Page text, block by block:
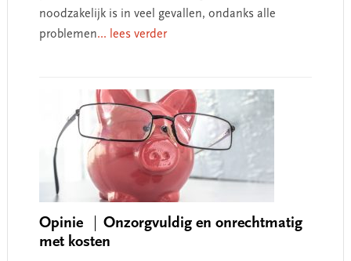
noodzakelijk is in veel gevallen, ondanks alle
problemen... lees verder
Opinie
Onzorgvuldig en onrechtmatig
met kosten